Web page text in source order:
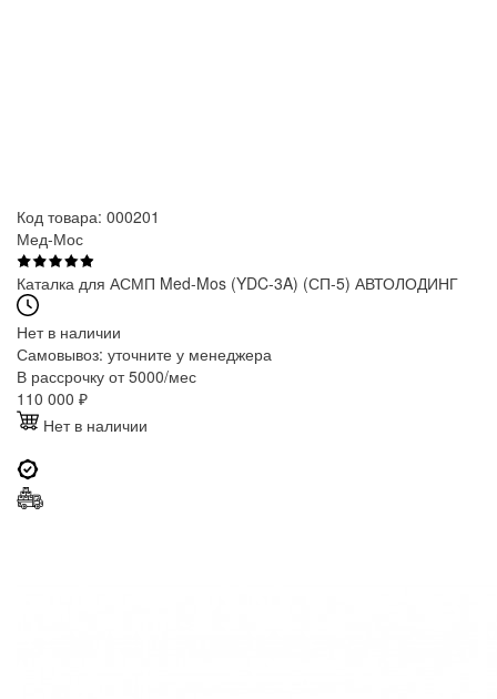
Код товара: 000201
Мед-Мос
Каталка для АСМП Med-Mos (YDC-3A) (СП-5) АВТОЛОДИНГ
Нет в наличии
Самовывоз: уточните у менеджера
В рассрочку от 5000/мес
110 000 ₽
Нет в наличии